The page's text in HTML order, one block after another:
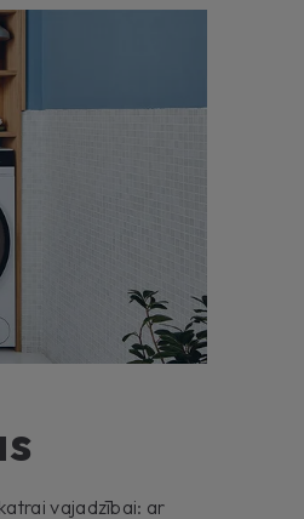
vajadzībai: ar